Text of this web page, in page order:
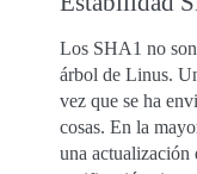
Los SHA1 no son
árbol de Linus.
vez que se ha
cosas. En la
una actualización